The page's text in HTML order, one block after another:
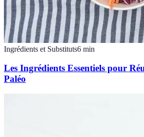
Ingrédients et Substituts6 min
Les Ingrédients Essentiels pour
Paléo